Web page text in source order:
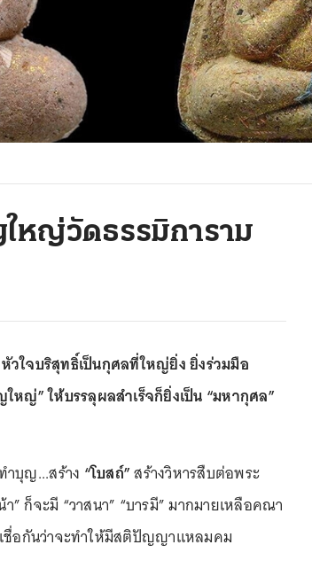
หญ่วัดธรรมิการาม
ใจบริสุทธิ์เป็นกุศลที่ใหญ่ยิ่ง ยิ่งร่วมมือ
หญ่” ให้บรรลุผลสำเร็จก็ยิ่งเป็น “มหากุศล”
ำบุญ...สร้าง “โบสถ์”สร้างวิหารสืบต่อพระ
” ก็จะมี “วาสนา” “บารมี” มากมายเหลือคณา
อกันว่าจะทำให้มีสติปัญญาแหลมคม